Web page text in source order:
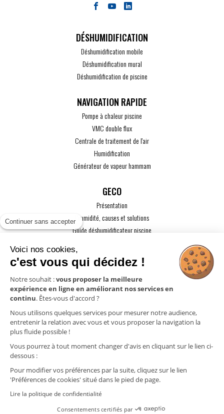
Continuer sans accepter
Voici nos cookies,
c'est vous qui décidez !
Notre souhait :vous proposer la meilleure
expérience en ligne en améliorant nos services en
continu. Êtes-vous d'accord ?
Nous utilisons quelques services pour mesurer notre audience,
entretenir la relation avec vous et vous proposer la navigation la
plus fluide possible !
Vous pourrez à tout moment changer d'avis en cliquant sur le lien ci-
dessous :
Pour modifier vos préférences par la suite, cliquez sur le lien
'Préférences de cookies' situé dans le pied de page.
Lire la politique de confidentialité
Consentements certifiés par
DÉSHUMIDIFICATION
Déshumidification mobile
Déshumidification mural
Déshumidification de piscine
Pompe à chaleur piscine
VMC double flux
Centrale de traitement de l'air
Humidification
Générateur de vapeur hammam
GECO
Présentation
L'humidité, causes et solutions
Guide déshumidificateur piscine
Guide VMC
ACTUALITÉS
CONTACT
ESPACE PRO
Mentions légales
Politique de confidentialité